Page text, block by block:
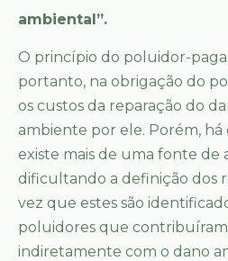
ambiental”.
O princípio do poluidor-
portanto, na obrigação do
os custos da reparação do
ambiente por ele. Porém, há
existe mais de uma fonte de
dificultando a definição dos
vez que estes são
poluidores que
indiretamente com o dano